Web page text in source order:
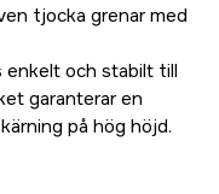
tjocka grenar med
enkelt och stabilt till
garanterar en
på hög höjd.